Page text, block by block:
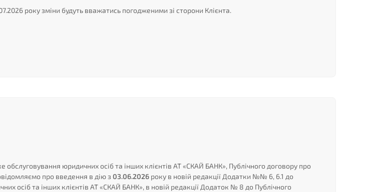
року зміни будуть вважатись погодженими зі сторони Клієнта.
юридичних осіб та інших клієнтів АТ «СКАЙ БАНК», Публічного договору про
про введення в дію з03.06.2026 року в новій редакції Додатки №№ 6, 6.1 до
осіб та інших клієнтів АТ «СКАЙ БАНК», в новій редакції Додаток № 8 до Публічного